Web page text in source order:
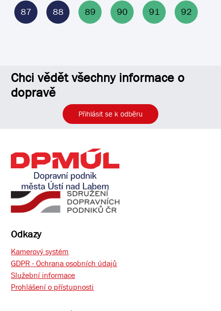
87 88 89 90 91 92
Chci vědět všechny informace o
dopravě
Přihlásit se k odběru
Odkazy
Kamerový systém
GDPR - Ochrana osobních údajů
Služební informace
Prohlášení o přístupnosti